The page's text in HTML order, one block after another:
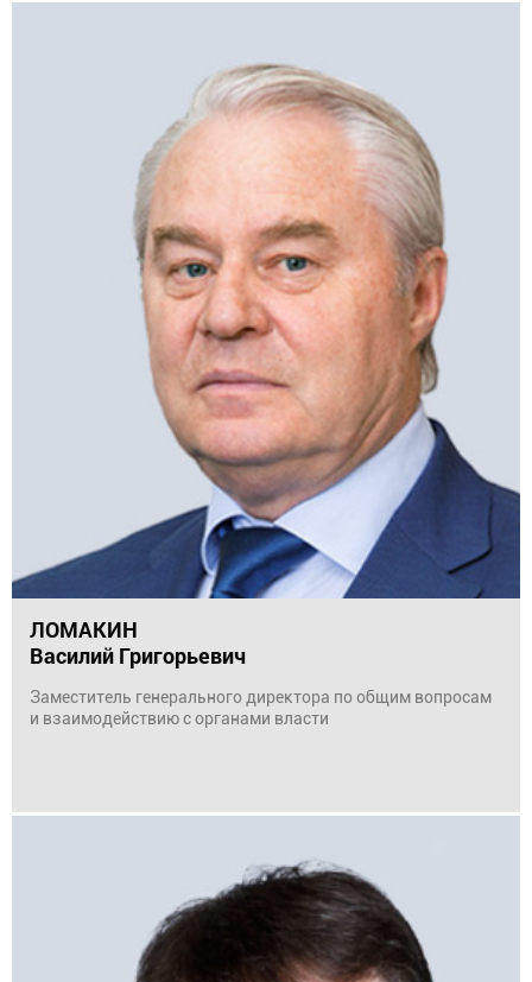
ЛОМАКИН
Василий Григорьевич
Заместитель генерального директора по общим вопросам
и взаимодействию с органами власти